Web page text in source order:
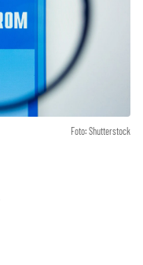
Foto: Shutterstock